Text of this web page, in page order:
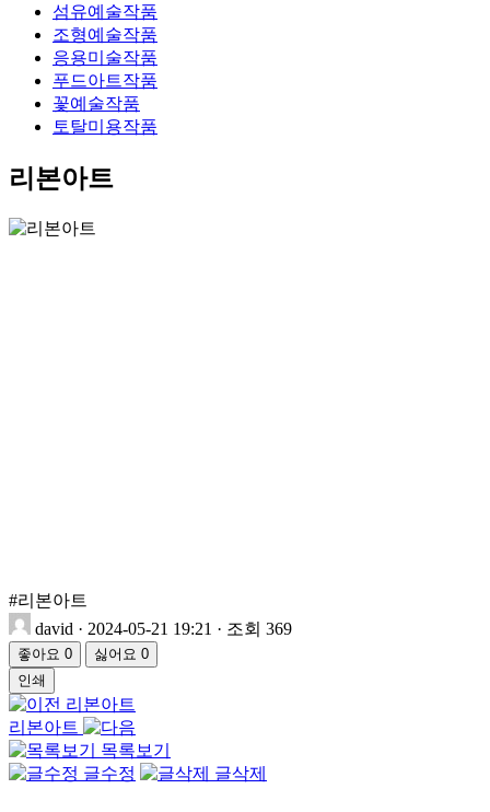
섬유예술작품
조형예술작품
응용미술작품
푸드아트작품
꽃예술작품
토탈미용작품
리본아트
#리본아트
david · 2024-05-21 19:21 · 조회 369
좋아요 0 싫어요 0
인쇄
리본아트
리본아트
목록보기
글수정
글삭제